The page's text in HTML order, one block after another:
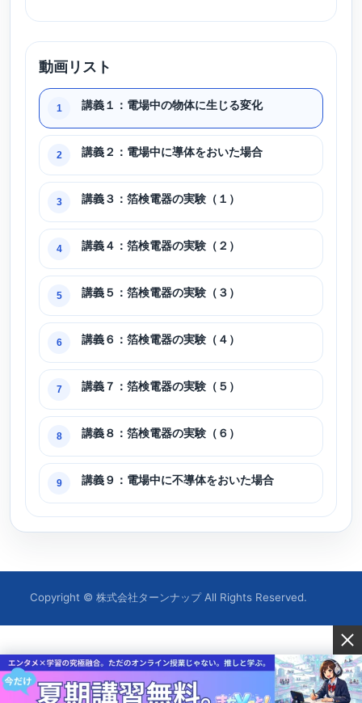
動画リスト
1 講義１：電場中の物体に生じる変化
2 講義２：電場中に導体をおいた場合
3 講義３：箔検電器の実験（１）
4 講義４：箔検電器の実験（２）
5 講義５：箔検電器の実験（３）
6 講義６：箔検電器の実験（４）
7 講義７：箔検電器の実験（５）
8 講義８：箔検電器の実験（６）
9 講義９：電場中に不導体をおいた場合
Copyright © 株式会社ターンナップ All Rights Reserved.